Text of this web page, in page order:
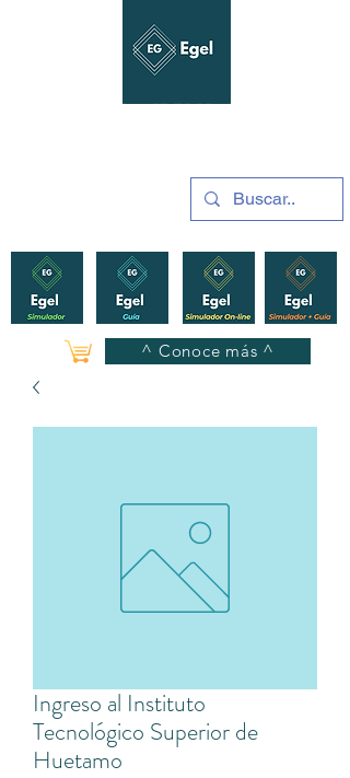
GUÍAS Y SIMULADORES
^ Conoce más ^
Ingreso al Instituto
Tecnológico Superior de
Huetamo